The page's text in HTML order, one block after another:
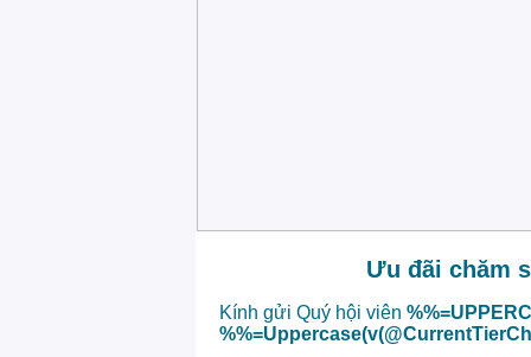
Ưu đãi chăm
Kính gửi Quý hội viên